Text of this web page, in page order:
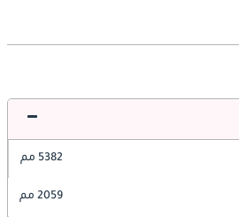
5382 مم
2059 مم